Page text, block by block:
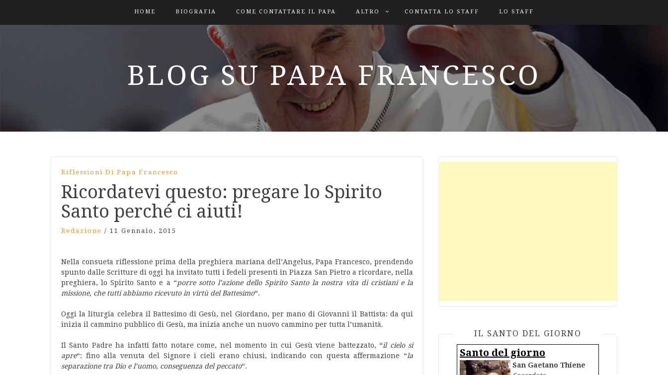
HOME BIOGRAFIA COME CONTATTARE IL PAPA ALTRO CONTATTA LO STAFF LO STAFF
BLOG SU PAPA FRANCESCO
Riflessioni Di Papa Francesco
Ricordatevi questo: pregare lo Spirito
Santo perché ci aiuti!
Redazione / 11 Gennaio, 2015
Nella consueta riflessione prima della preghiera mariana dell’Angelus, Papa Francesco, prendendo
spunto dalle Scritture di oggi ha invitato tutti i fedeli presenti in Piazza San Pietro a ricordare, nella
preghiera, lo Spirito Santo e a “porre sotto l’azione dello Spirito Santo la nostra vita di cristiani e la
missione, che tutti abbiamo ricevuto in virtù del Battesimo“.
Oggi la liturgia celebra il Battesimo di Gesù, nel Giordano, per mano di Giovanni il Battista: da qui
inizia il cammino pubblico di Gesù, ma inizia anche un nuovo cammino per tutta l’umanità.
Il Santo Padre ha infatti fatto notare come, nel momento in cui Gesù viene battezzato, “il cielo si
apre“: fino alla venuta del Signore i cieli erano chiusi, indicando con questa affermazione “la
separazione tra Dio e l’uomo, conseguenza del peccato“.
IL SANTO DEL GIORNO
Santo del giorno
San Gaetano Thiene